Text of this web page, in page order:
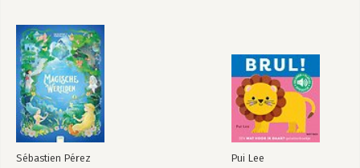
Sébastien Pérez Pui Lee